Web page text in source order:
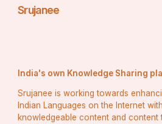
Srujanee
India's own Knowledge Sharing
Srujanee is working towards
Indian Languages on the Internet
knowledgeable content and content